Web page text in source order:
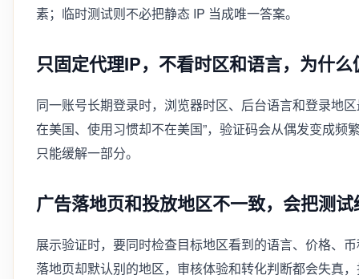
素；临时测试则不必把静态 IP 当成唯一答案。
只固定代理IP，不看时区和语言，为什
同一账号长期登录时，浏览器时区、后台语言和登录地
在美国、使用习惯却不在美国”，验证码会从偶发变成频
只能缓解一部分。
广告落地页和投放地区不一致，会把测
展示验证时，要同时检查目标地区看到的语言、价格、
落地页却默认别的地区，审核体验和转化判断都会失真